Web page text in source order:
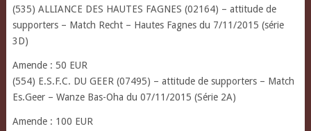
(535) ALLIANCE DES HAUTES FAGNES (02164) – attitude de
supporters – Match Recht – Hautes Fagnes du 7/11/2015 (série
3D)
Amende : 50 EUR
(554) E.S.F.C. DU GEER (07495) – attitude de supporters – Match
Es.Geer – Wanze Bas-Oha du 07/11/2015 (Série 2A)
Amende : 100 EUR